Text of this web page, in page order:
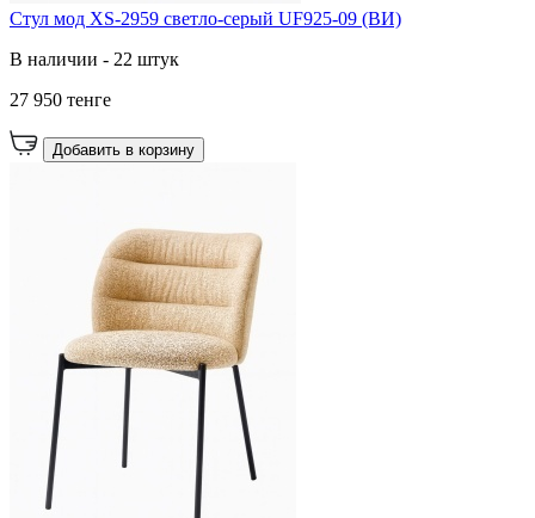
Стул мод XS-2959 светло-серый UF925-09 (ВИ)
В наличии - 22 штук
27 950 тенге
Добавить в корзину